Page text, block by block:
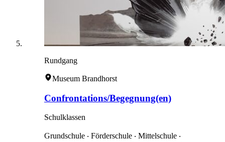
Rundgang
Museum Brandhorst
Confrontations/Begegnung(en)
Schulklassen
Grundschule ‧ Förderschule ‧ Mittelschule ‧